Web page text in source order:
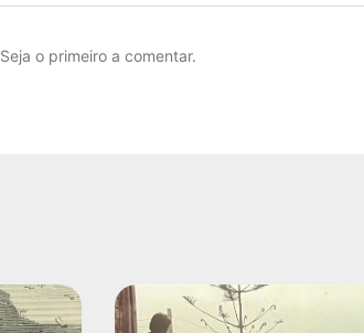
Seja o primeiro a comentar.